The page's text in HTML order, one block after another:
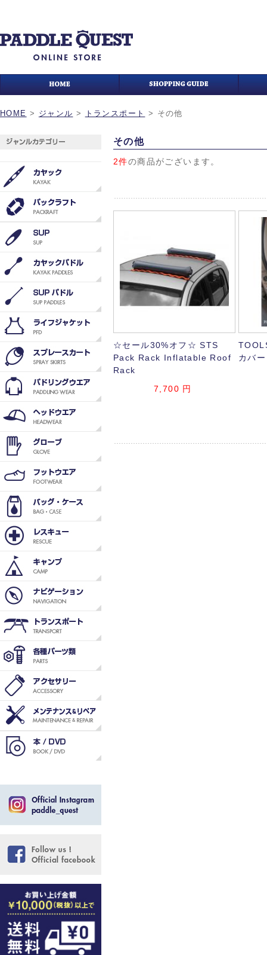
HOME > ジャンル > トランスポート > その他
その他
2件の商品がございます。
☆セール30%オフ☆ STS
Pack Rack Inflatable Roof
Rack
7,700 円
カバー